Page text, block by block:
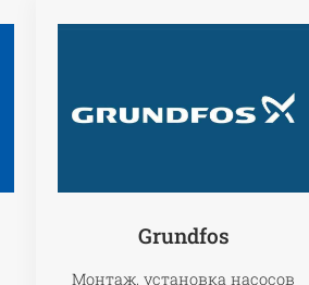
Grundfos
Монтаж, установка насосов